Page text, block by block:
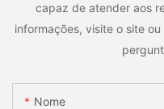
capaz de atender aos
informações, visite o site
Nome